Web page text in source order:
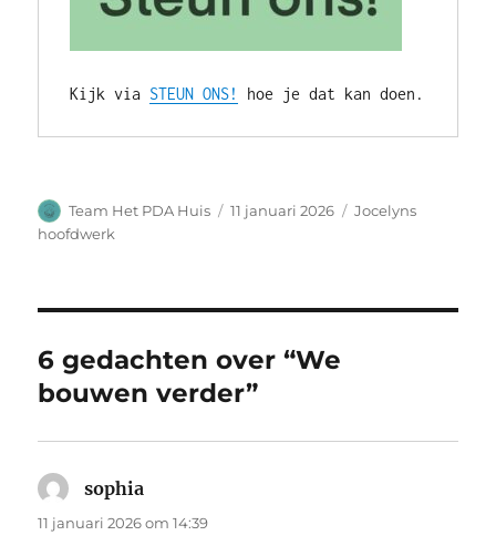
Kijk via STEUN ONS! hoe je dat kan doen.
Auteur
Team Het PDA Huis
Geplaatst
11 januari 2026 Categorieën
Jocelyns
hoofdwerk
6 gedachten over “We
bouwen verder”
sophia
11 januari 2026 om 14:39